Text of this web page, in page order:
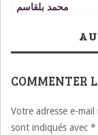
محمد بلقاسم
COMMENTER
Votre adresse e-
sont indiqués avec *